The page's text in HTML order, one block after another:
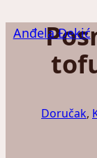
на
Anđela Đekić
Doručak,